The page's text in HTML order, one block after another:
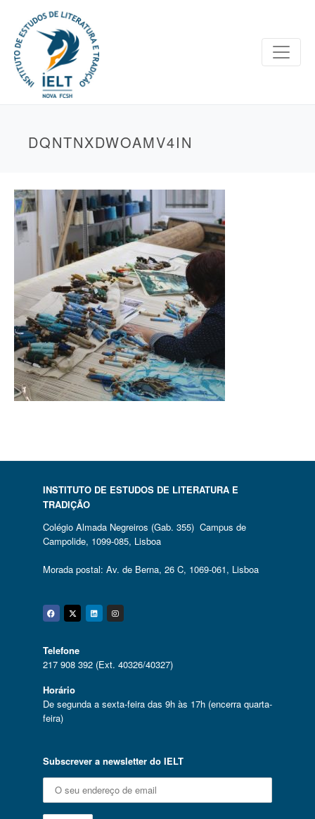
DQNTNXDWOAMV4IN
INSTITUTO DE ESTUDOS DE LITERATURA E
TRADIÇÃO
Colégio Almada Negreiros (Gab. 355) Campus de
Campolide, 1099-085, Lisboa
Morada postal: Av. de Berna, 26 C, 1069-061, Lisboa
Facebook
Twitter
Linkedin
Instagram
Telefone
217 908 392 (Ext. 40326/40327)
Horário
De segunda a sexta-feira das 9h às 17h (encerra quarta-
feira)
Subscrever a newsletter do IELT